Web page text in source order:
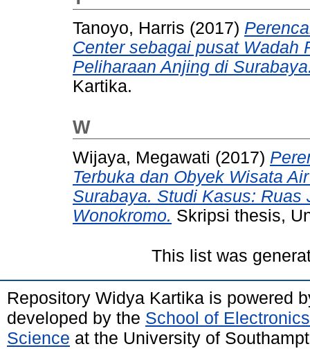
Tanoyo, Harris (2017)
Center sebagai pusat Wadah
Peliharaan Anjing di
Kartika.
W
Wijaya, Megawati (2017)
Terbuka dan Obyek Wisata
Surabaya. Studi Kasus: Ruas
Wonokromo. Skripsi thesis,
This list was
Repository Widya Kartika is powered
developed by the School of
Science at the University of